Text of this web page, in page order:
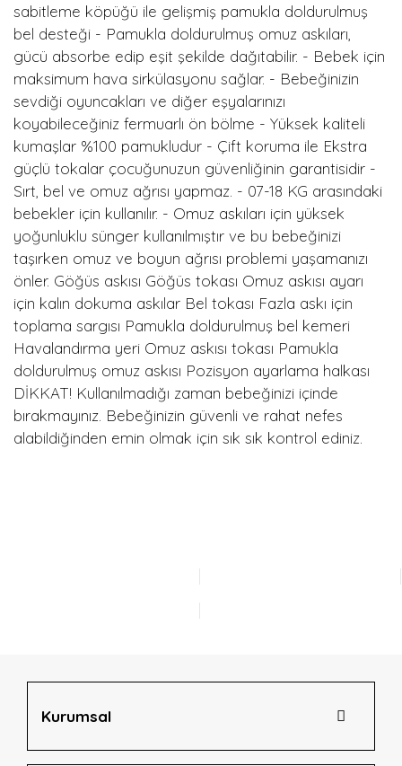
sabitleme köpüğü ile gelişmiş pamukla doldurulmuş
bel desteği - Pamukla doldurulmuş omuz askıları,
gücü absorbe edip eşit şekilde dağıtabilir. - Bebek için
maksimum hava sirkülasyonu sağlar. - Bebeğinizin
sevdiği oyuncakları ve diğer eşyalarınızı
koyabileceğiniz fermuarlı ön bölme - Yüksek kaliteli
kumaşlar %100 pamukludur - Çift koruma ile Ekstra
güçlü tokalar çocuğunuzun güvenliğinin garantisidir -
Sırt, bel ve omuz ağrısı yapmaz. - 07-18 KG arasındaki
bebekler için kullanılır. - Omuz askıları için yüksek
yoğunluklu sünger kullanılmıştır ve bu bebeğinizi
taşırken omuz ve boyun ağrısı problemi yaşamanızı
önler. Göğüs askısı Göğüs tokası Omuz askısı ayarı
için kalın dokuma askılar Bel tokası Fazla askı için
toplama sargısı Pamukla doldurulmuş bel kemeri
Havalandırma yeri Omuz askısı tokası Pamukla
doldurulmuş omuz askısı Pozisyon ayarlama halkası
DİKKAT! Kullanılmadığı zaman bebeğinizi içinde
bırakmayınız. Bebeğinizin güvenli ve rahat nefes
alabildiğinden emin olmak için sık sık kontrol ediniz.
Ürün açıklamasında eksik bilgiler bulunuyor.
Kurumsal